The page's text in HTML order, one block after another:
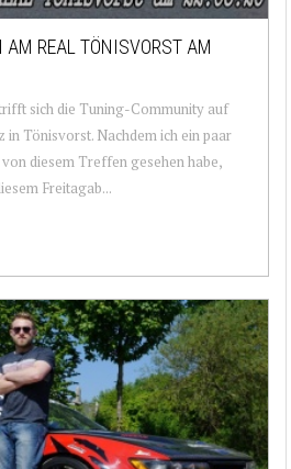
AM REAL TÖNISVORST AM
sich die Tuning-Community auf
in Tönisvorst. Nachdem ich ein paar
diesem Treffen gesehen habe,
Freitagab...